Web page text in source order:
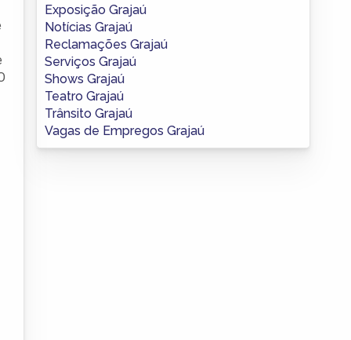
Exposição Grajaú
Notícias Grajaú
Reclamações Grajaú
Serviços Grajaú
Shows Grajaú
Teatro Grajaú
Trânsito Grajaú
Vagas de Empregos Grajaú